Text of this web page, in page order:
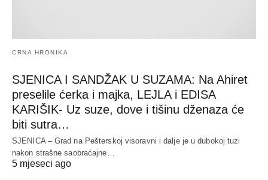
CRNA HRONIKA
SJENICA I SANDŽAK U SUZAMA: Na Ahiret
preselile ćerka i majka, LEJLA i EDISA
KARIŠIK- Uz suze, dove i tišinu dženaza će
biti sutra…
SJENICA – Grad na Pešterskoj visoravni i dalje je u dubokoj tuzi
nakon strašne saobraćajne…
5 mjeseci ago